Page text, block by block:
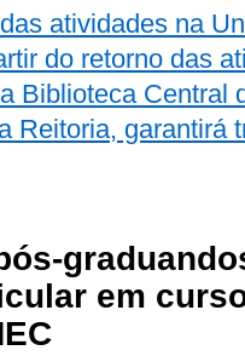
atividades na
do retorno das
Biblioteca Central
Reitoria, garantirá
em